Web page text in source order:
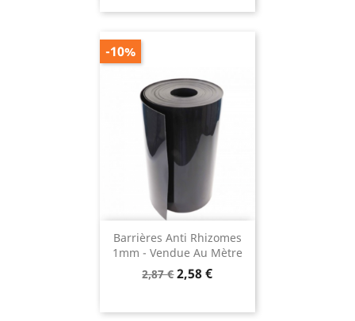
Barrières Anti Rhizomes
1mm - Vendue Au Mètre
Prix
2,87 €Prix
2,58 €
-10%